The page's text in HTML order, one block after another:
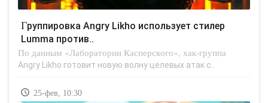
Группировка Angry Likho использует стилер
Lumma против..
По данным «Лаборатории Касперского», хак-группа
Angry Likho готовит новую волну целевых атак с..
25-фев, 10:30